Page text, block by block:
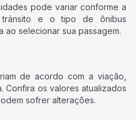
pode variar conforme a
e o tipo de ônibus
ao selecionar sua passagem.
de acordo com a viação,
Confira os valores atualizados
sofrer alterações.